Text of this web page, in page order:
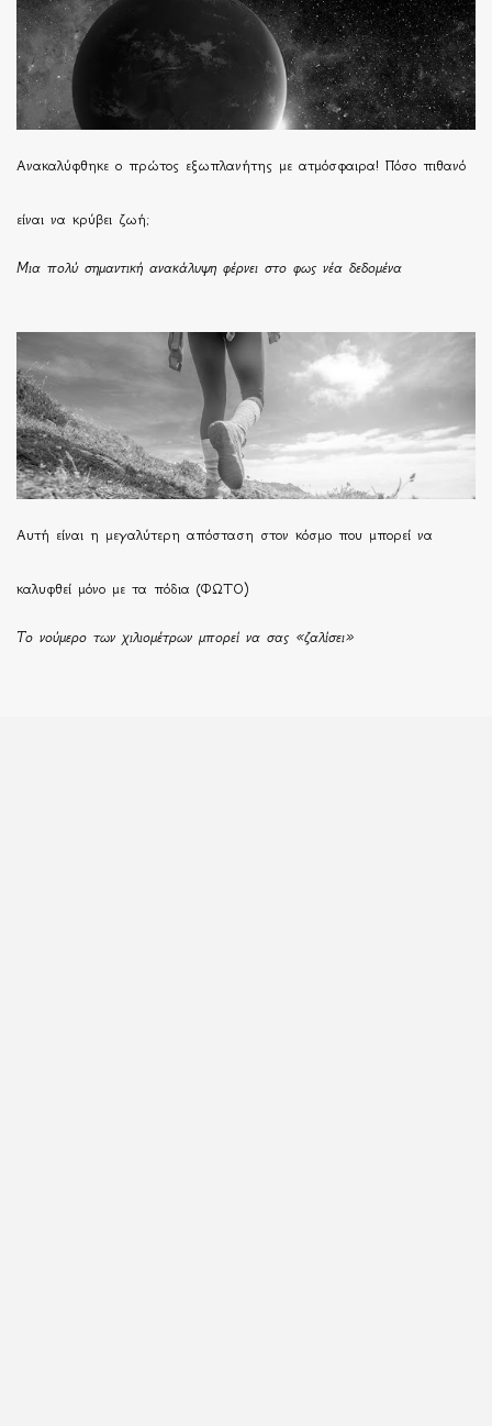
Ανακαλύφθηκε ο πρώτος εξωπλανήτης με ατμόσφαιρα! Πόσο πιθανό
είναι να κρύβει ζωή;
Μια πολύ σημαντική ανακάλυψη φέρνει στο φως νέα δεδομένα
Αυτή είναι η μεγαλύτερη απόσταση στον κόσμο που μπορεί να
καλυφθεί μόνο με τα πόδια (ΦΩΤΟ)
Το νούμερο των χιλιομέτρων μπορεί να σας «ζαλίσει»